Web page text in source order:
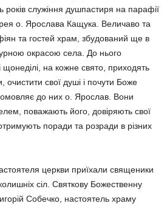
років служіння душпастиря на парафії
о. Ярослава Кащука. Величаво та
та гостей храм, збудований ще в
окрасою села. До нього
щонеділі, на кожне свято, приходять
очистити свої душі і почути Боже
до них о. Ярослав. Вони
поважають його, довіряють свої
поради та розради в різних
церкви приїхали священики
сіл. Святкову Божественну
Собечко, настоятель храму